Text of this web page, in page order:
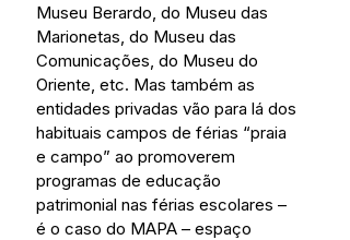
Museu Berardo, do Museu das
Marionetas, do Museu das
Comunicações, do Museu do
Oriente, etc. Mas também as
entidades privadas vão para lá dos
habituais campos de férias “praia
e campo” ao promoverem
programas de educação
patrimonial nas férias escolares –
é o caso do MAPA – espaço